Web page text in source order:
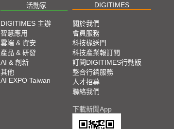
活動家 DIGITIMES
DIGITIMES 主辦
智慧應用
雲端 & 資安
產品 & 研發
AI & 創新
其他
AI EXPO Taiwan
關於我們
會員服務
科技椽送門
科技產業報訂閱
訂閱DIGITIMES行動版
整合行銷服務
人才招募
聯絡我們
下載新聞App